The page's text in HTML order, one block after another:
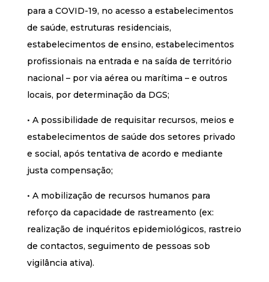
para a COVID-19, no acesso a estabelecimentos
de saúde, estruturas residenciais,
estabelecimentos de ensino, estabelecimentos
profissionais na entrada e na saída de território
nacional – por via aérea ou marítima – e outros
locais, por determinação da DGS;
• A possibilidade de requisitar recursos, meios e
estabelecimentos de saúde dos setores privado
e social, após tentativa de acordo e mediante
justa compensação;
• A mobilização de recursos humanos para
reforço da capacidade de rastreamento (ex:
realização de inquéritos epidemiológicos, rastreio
de contactos, seguimento de pessoas sob
vigilância ativa).